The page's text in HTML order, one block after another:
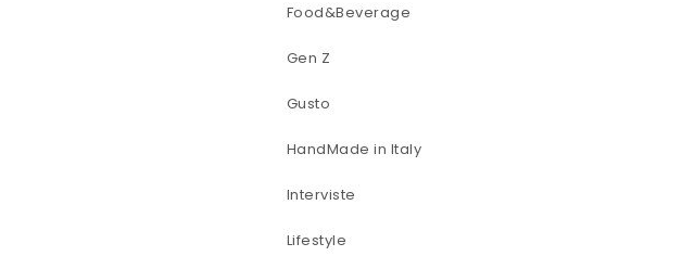
Food&Beverage
Gen Z
Gusto
HandMade in Italy
Interviste
Lifestyle